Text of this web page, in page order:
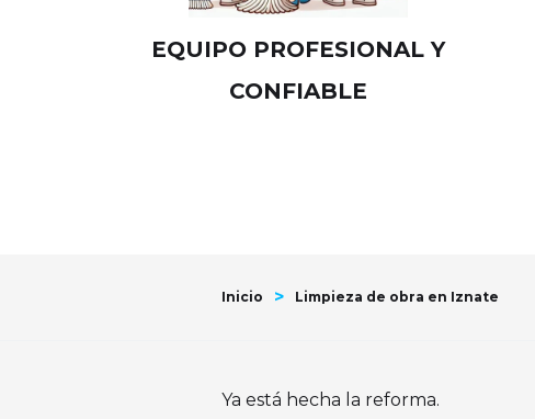
EQUIPO PROFESIONAL Y
CONFIABLE
Inicio > Limpieza de obra en Iznate
Ya está hecha la reforma.